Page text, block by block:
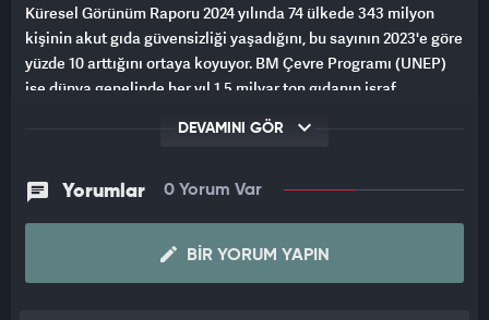
Küresel Görünüm Raporu 2024 yılında 74 ülkede 343 milyon
kişinin akut gıda güvensizliği yaşadığını, bu sayının 2023'e göre
yüzde 10 arttığını ortaya koyuyor. BM Çevre Programı (UNEP)
ise dünya genelinde her yıl 1,5 milyar ton gıdanın israf
binden fazla çocuk açlık ve yetersiz beslenme nedeniyle
hayatını kaybediyor.
Dünya genelinde 783 milyonu aşkın insan açlık çekerken, 1
milyardan fazla insanın aşırı kilolu veya obez, yaklaşık 3 milyar
DEVAMINI GÖR
Yorumlar 0 Yorum Var
BIR YORUM YAPIN